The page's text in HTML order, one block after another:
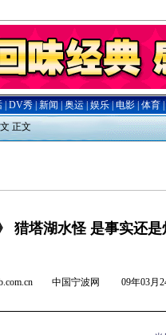
正文
猎塔湖水怪 是事实还
中国宁波网 09年03月